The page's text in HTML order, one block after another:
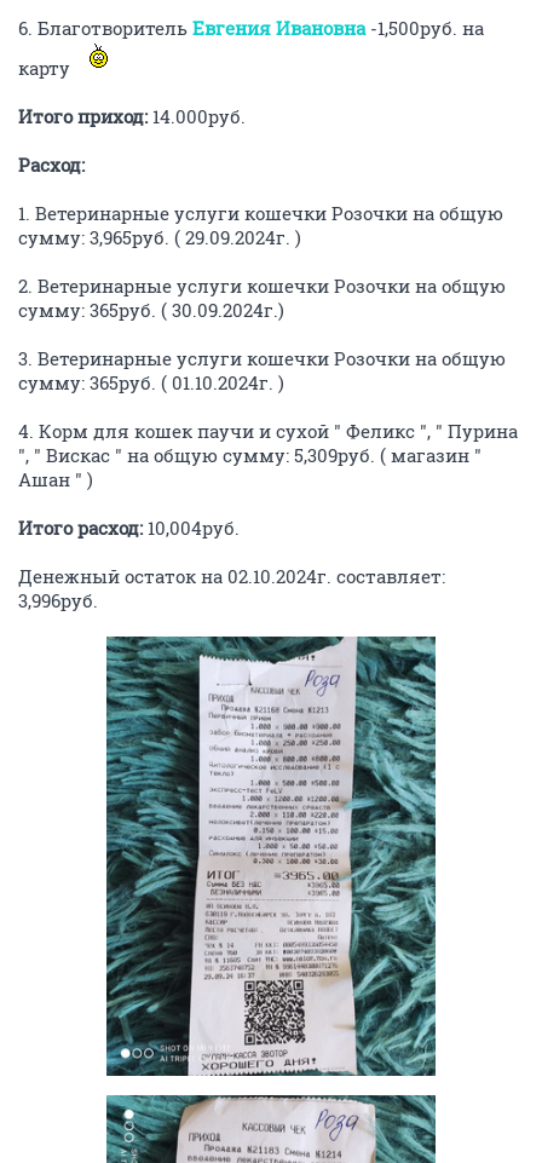
6. Благотворитель Евгения Ивановна -1,500руб. на
карту
Итого приход:14.000руб.
Расход:
1. Ветеринарные услуги кошечки Розочки на общую
сумму: 3,965руб. ( 29.09.2024г. )
2. Ветеринарные услуги кошечки Розочки на общую
сумму: 365руб. ( 30.09.2024г.)
3. Ветеринарные услуги кошечки Розочки на общую
сумму: 365руб. ( 01.10.2024г. )
4. Корм для кошек паучи и сухой " Феликс ", " Пурина
", " Вискас " на общую сумму: 5,309руб. ( магазин "
Ашан " )
Итого расход:10,004руб.
Денежный остаток на 02.10.2024г. составляет:
3,996руб.